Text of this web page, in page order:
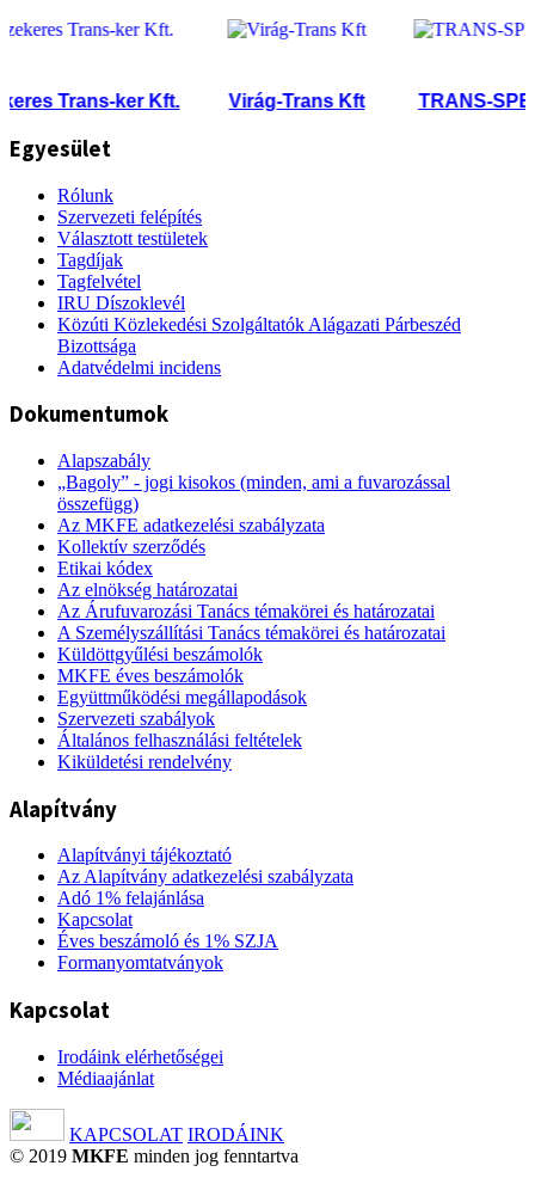
Trans-ker Kft. Virág-Trans Kft TRANS-SPED
Egyesület
Rólunk
Szervezeti felépítés
Választott testületek
Tagdíjak
Tagfelvétel
IRU Díszoklevél
Közúti Közlekedési Szolgáltatók Alágazati Párbeszéd
Bizottsága
Adatvédelmi incidens
Dokumentumok
Alapszabály
„Bagoly” - jogi kisokos (minden, ami a fuvarozással
összefügg)
Az MKFE adatkezelési szabályzata
Kollektív szerződés
Etikai kódex
Az elnökség határozatai
Az Árufuvarozási Tanács témakörei és határozatai
A Személyszállítási Tanács témakörei és határozatai
Küldöttgyűlési beszámolók
MKFE éves beszámolók
Együttműködési megállapodások
Szervezeti szabályok
Általános felhasználási feltételek
Kiküldetési rendelvény
Alapítvány
Alapítványi tájékoztató
Az Alapítvány adatkezelési szabályzata
Adó 1% felajánlása
Kapcsolat
Éves beszámoló és 1% SZJA
Formanyomtatványok
Kapcsolat
Irodáink elérhetőségei
Médiaajánlat
KAPCSOLAT IRODÁINK
© 2019 MKFE minden jog fenntartva